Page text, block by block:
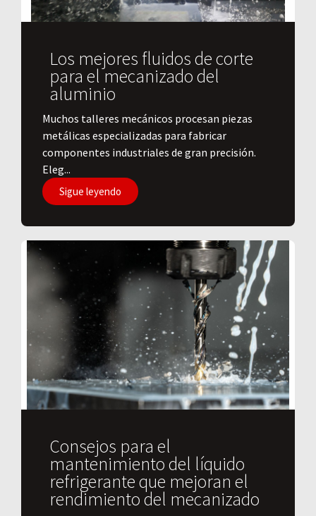
Los mejores fluidos de corte
para el mecanizado del
aluminio
​Muchos talleres mecánicos procesan piezas
metálicas especializadas para fabricar
componentes industriales de gran precisión.
Eleg...
Sigue leyendo
Consejos para el
mantenimiento del líquido
refrigerante que mejoran el
rendimiento del mecanizado